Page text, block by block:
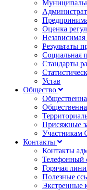
Оценка
Независимая
Результаты
Социальная
Стандарты
Устав
Общество
Присяжные
Участникам
Контакты
Контакты
Телефонный
Горячая
Полезные
Экстренные